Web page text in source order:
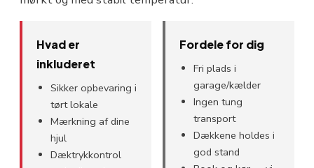
Hvad er
inkluderet
Sikker opbevaring i
tørt lokale
Mærkning af dine
hjul
Dæktrykkontrol
Fordele for dig
Fri plads i
garage/kælder
Ingen tung
transport
Dækkene holdes i
god stand